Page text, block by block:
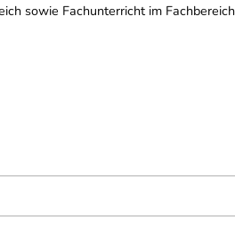
sowie Fachunterricht im